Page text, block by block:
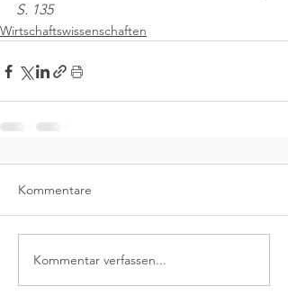
S. 135
Wirtschaftswissenschaften
Kommentare
Kommentar verfassen...